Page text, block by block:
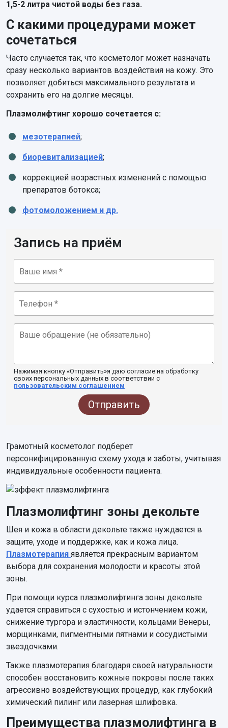
1,5-2 литра чистой воды без газа.
С какими процедурами может
сочетаться
Часто случается так, что косметолог может назначать
сразу несколько вариантов воздействия на кожу. Это
позволяет добиться максимального результата и
сохранить его на долгие месяцы.
Плазмолифтинг хорошо сочетается с:
мезотерапией;
биоревитализацией;
коррекцией возрастных изменений с помощью
препаратов ботокса;
фотомоложением и др.
Запись на приём
Нажимая кнопку «Отправить»я даю согласие на обработку
своих персональных данных в соответствии с
пользовательским соглашением
Отправить
Грамотный косметолог подберет
персонифицированную схему ухода и заботы, учитывая
индивидуальные особенности пациента.
Плазмолифтинг зоны декольте
Шея и кожа в области декольте также нуждается в
защите, уходе и поддержке, как и кожа лица.
Плазмотерапия является прекрасным вариантом
выбора для сохранения молодости и красоты этой
зоны.
При помощи курса плазмолифтинга зоны декольте
удается справиться с сухостью и истончением кожи,
снижение тургора и эластичности, кольцами Венеры,
морщинками, пигментными пятнами и сосудистыми
звездочками.
Также плазмотерапия благодаря своей натуральности
способен восстановить кожные покровы после таких
агрессивно воздействующих процедур, как глубокий
химический пилинг или лазерная шлифовка.
Преимущества плазмолифтинга в